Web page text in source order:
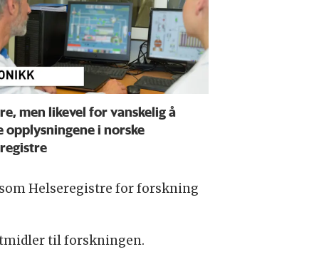
men likevel for vanskelig å
opplysningene i norske
Helseregistre for forskning
til forskningen.